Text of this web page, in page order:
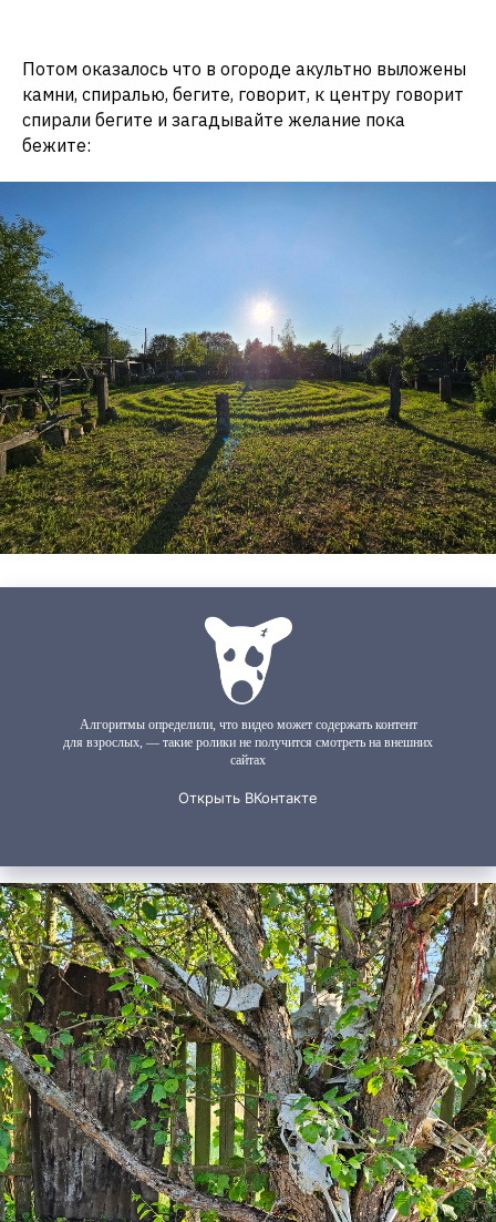
Потом оказалось что в огороде акультно выложены
камни, спиралью, бегите, говорит, к центру говорит
спирали бегите и загадывайте желание пока
бежите: